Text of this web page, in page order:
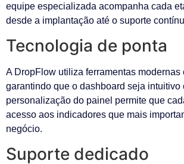
equipe especializada acompanha cada
desde a implantação até o suporte
Tecnologia de ponta
A DropFlow utiliza ferramentas modernas
garantindo que o dashboard seja intuitivo
personalização do painel permite que
acesso aos indicadores que mais
negócio.
Suporte dedicado